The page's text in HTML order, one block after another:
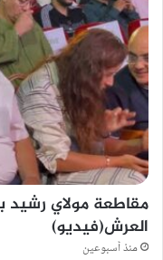
مقاطعة مولاي رشيد
العرش(فيديو)
منذ أسبوعين